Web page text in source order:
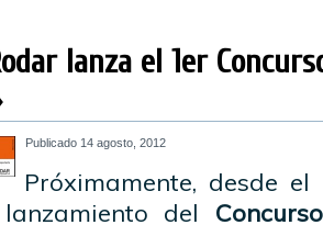
lanza el 1er
Publicado 14 agosto, 2012
Próximamente, desde el
del